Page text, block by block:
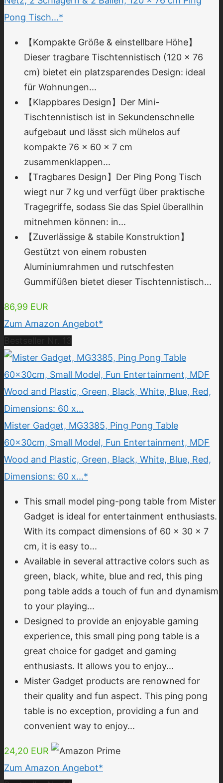
Pong Tisch...*
【Kompakte Größe & einstellbare Höhe】
Dieser tragbare Tischtennistisch (120 x 76
cm) bietet ein platzsparendes Design: ideal
für Wohnungen...
【Klappbares Design】Der Mini-
Tischtennistisch ist in Sekundenschnelle
aufgebaut und lässt sich mühelos auf
kompakte 76 x 60 x 7 cm
zusammenklappen...
【Tragbares Design】Der Ping Pong Tisch
wiegt nur 7 kg und verfügt über praktische
Tragegriffe, sodass Sie das Spiel überallhin
mitnehmen können: in...
【Zuverlässige & stabile Konstruktion】
Gestützt von einem robusten
Aluminiumrahmen und rutschfesten
Gummifüßen bietet dieser Tischtennistisch...
86,99 EUR
Zum Amazon Angebot*
Mister Gadget, MG3385, Ping Pong Table
60x30cm, Small Model, Fun Entertainment, MDF
Wood and Plastic, Green, Black, White, Blue, Red,
Dimensions: 60 x...*
This small model ping-pong table from Mister
Gadget is ideal for entertainment enthusiasts.
With its compact dimensions of 60 x 30 x 7
cm, it is easy to...
Available in several attractive colors such as
green, black, white, blue and red, this ping
pong table adds a touch of fun and dynamism
to your playing...
Designed to provide an enjoyable gaming
experience, this small ping pong table is a
great choice for gadget and gaming
enthusiasts. It allows you to enjoy...
Mister Gadget products are renowned for
their quality and fun aspect. This ping pong
table is no exception, providing a fun and
convenient way to enjoy...
24,20 EUR
Zum Amazon Angebot*